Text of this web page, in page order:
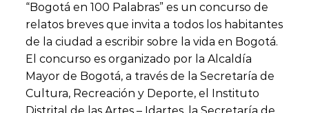
“Bogotá en 100 Palabras” es un concurso de
relatos breves que invita a todos los habitantes
de la ciudad a escribir sobre la vida en Bogotá.
El concurso es organizado por la Alcaldía
Mayor de Bogotá, a través de la Secretaría de
Cultura, Recreación y Deporte, el Instituto
Distrital de las Artes – Idartes, la Secretaría de